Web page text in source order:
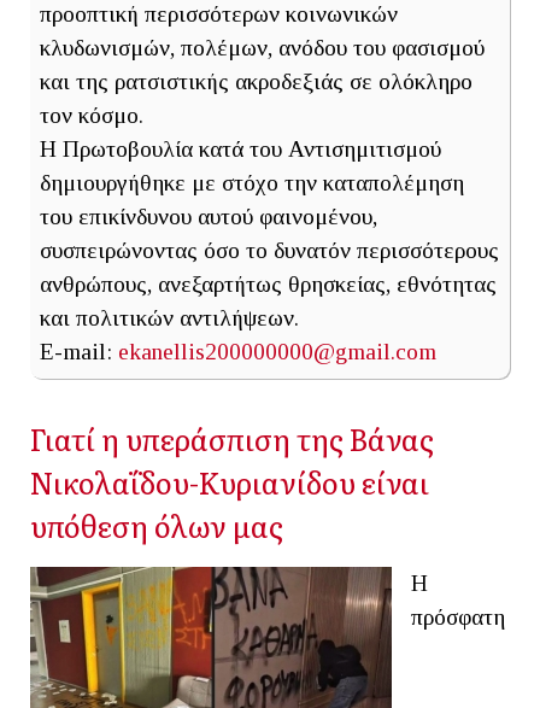
προοπτική περισσότερων κοινωνικών
κλυδωνισμών, πολέμων, ανόδου του φασισμού
και της ρατσιστικής ακροδεξιάς σε ολόκληρο
τον κόσμο.
Η Πρωτοβουλία κατά του Αντισημιτισμού
δημιουργήθηκε με στόχο την καταπολέμηση
του επικίνδυνου αυτού φαινομένου,
συσπειρώνοντας όσο το δυνατόν περισσότερους
ανθρώπους, ανεξαρτήτως θρησκείας, εθνότητας
και πολιτικών αντιλήψεων.
E-mail: ekanellis200000000@gmail.com
Γιατί η υπεράσπιση της Βάνας
Νικολαΐδου-Κυριανίδου είναι
υπόθεση όλων μας
Η
πρόσφατη